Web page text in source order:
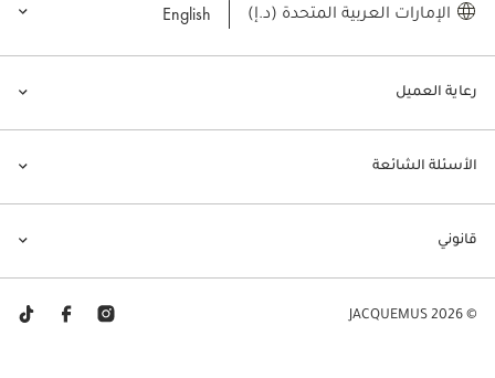
رعاية العميل
الأسئلة الشائعة
قانوني
الإمارات العربية المتحدة (د.إ) English
© JACQUEMUS 2026